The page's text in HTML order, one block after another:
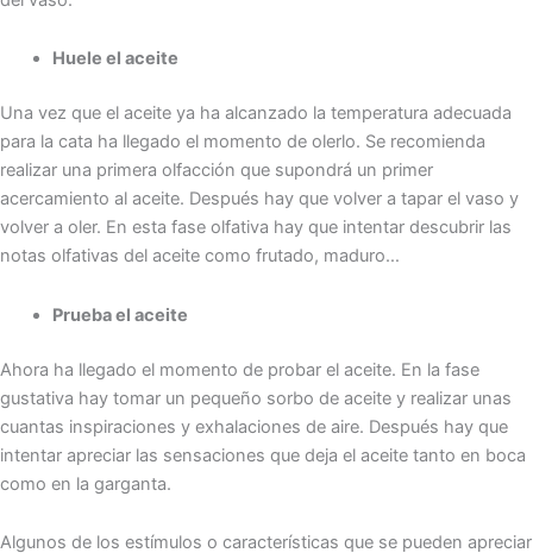
Huele el aceite
Una vez que el aceite ya ha alcanzado la temperatura adecuada
para la cata ha llegado el momento de olerlo. Se recomienda
realizar una primera olfacción que supondrá un primer
acercamiento al aceite. Después hay que volver a tapar el vaso y
volver a oler. En esta fase olfativa hay que intentar descubrir las
notas olfativas del aceite como frutado, maduro…
Prueba el aceite
Ahora ha llegado el momento de probar el aceite. En la fase
gustativa hay tomar un pequeño sorbo de aceite y realizar unas
cuantas inspiraciones y exhalaciones de aire. Después hay que
intentar apreciar las sensaciones que deja el aceite tanto en boca
como en la garganta.
Algunos de los estímulos o características que se pueden apreciar